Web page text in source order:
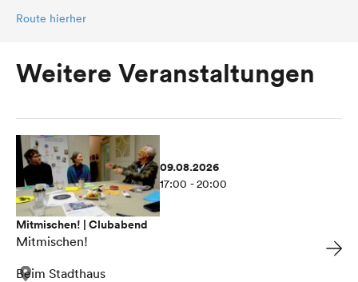
Route hierher
Weitere Veranstaltungen
09.08.2026
17:00 - 20:00
Mitmischen! | Clubabend
Mitmischen!
Beim Stadthaus